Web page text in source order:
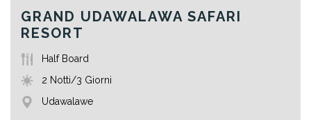
GRAND UDAWALAWA SAFARI
RESORT
Half Board
2 Notti/3 Giorni
Udawalawe